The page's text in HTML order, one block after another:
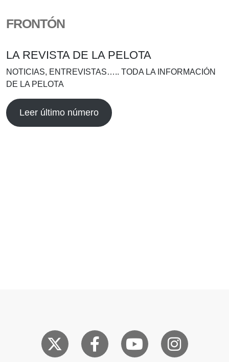
FRONTÓN
LA REVISTA DE LA PELOTA
NOTICIAS, ENTREVISTAS….. TODA LA INFORMACIÓN
DE LA PELOTA
Leer último número